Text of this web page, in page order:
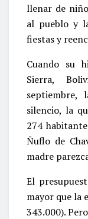
llenar de
al pueblo y
fiestas y
Cuando su
Sierra,
septiembre,
silencio, la
274
Ñuflo de
madre
El
mayor que la
343.000).